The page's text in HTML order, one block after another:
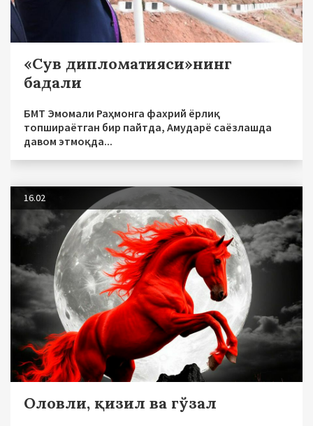
«Сув дипломатияси»нинг
бадали
БМТ Эмомали Раҳмонга фахрий ёрлиқ
топшираётган бир пайтда, Амударё саёзлашда
давом этмоқда...
16.02
Оловли, қизил ва гўзал